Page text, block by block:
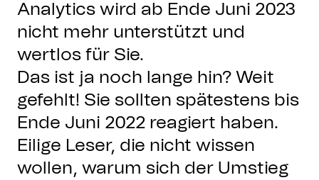
Analytics wird ab Ende Juni 2023
nicht mehr unterstützt und
wertlos für Sie.
Das ist ja noch lange hin? Weit
gefehlt! Sie sollten spätestens bis
Ende Juni 2022 reagiert haben.
Eilige Leser, die nicht wissen
wollen, warum sich der Umstieg